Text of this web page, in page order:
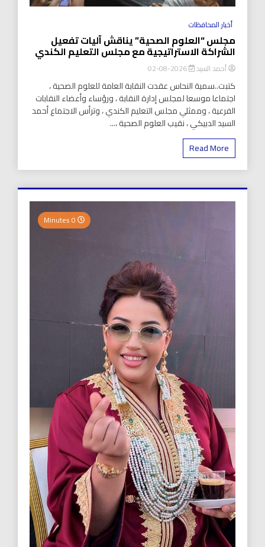
أخبار المحافظات
مجلس “العلوم الصحية” يناقش آليات تفعيل
الشراكة الاستراتيجية مع مجلس التعليم الكندي
أحمد السيد 2026-08-02
كتبت..سمية النحاس عقدت النقابة العامة للعلوم الصحية ،
اجتماعا موسعا لمجلس إدارة النقابة ، ورؤساء وأعضاء النقابات
الفرعية ، وممثلي مجلس التعليم الكندي ، وترأس الاجتماع أحمد
السيد الدبيكي ، نقيب العلوم الصحية ،...
Read More